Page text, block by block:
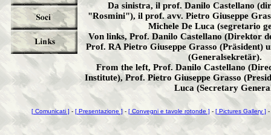
Da sinistra, il prof. Danilo Castellano
"Rosmini"), il prof. avv. Pietro Giuseppe
Michele De Luca (segretario
Von links, Prof. Danilo Castellano (Direktor
Prof. RA Pietro Giuseppe Grasso (Präsident)
(Generalsekretär).
From the left, Prof. Danilo Castellano
Institute), Prof. Pietro Giuseppe Grasso
Luca (Secretary
[ Comunicati ]- [ Presentazione ]- [ Convegni e tavole rotonde ]- [ Pictures Gallery ]-